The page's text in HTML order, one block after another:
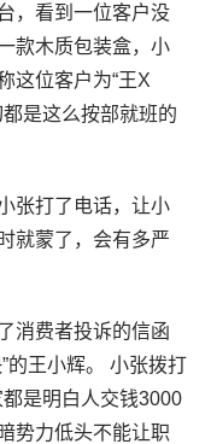
，看到一位客户没
款木质包装盒，小
这位客户为“王X
是这么按部就班的
张打了电话，让小
就蒙了，会有多严
消费者投诉的信函
的王小辉。 小张拨打
是明白人交钱3000
势力低头不能让职